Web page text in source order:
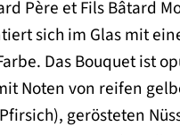
Père et Fils Bâtard
sich im Glas mit
Das Bouquet ist
Noten von reifen
gerösteten